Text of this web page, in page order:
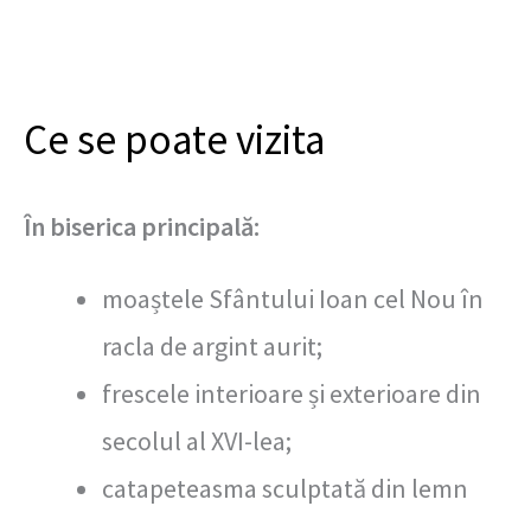
Ce se poate vizita
În biserica principală:
moaștele Sfântului Ioan cel Nou în
racla de argint aurit;
frescele interioare și exterioare din
secolul al XVI-lea;
catapeteasma sculptată din lemn